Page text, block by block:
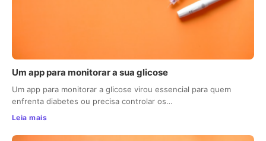
Um app para monitorar a sua glicose
Um app para monitorar a glicose virou essencial para quem
enfrenta diabetes ou precisa controlar os…
Leia mais